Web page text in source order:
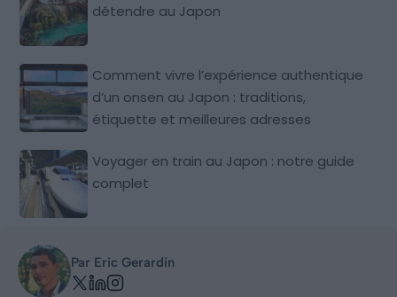
détendre au Japon
Comment vivre l’expérience authentique
d’un onsen au Japon : traditions,
étiquette et meilleures adresses
Voyager en train au Japon : notre guide
complet
Par Eric Gerardin